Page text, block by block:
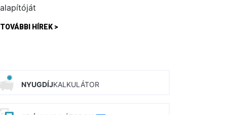
TOVÁBBI HÍREK >
NYUGDÍJKALKULÁTOR